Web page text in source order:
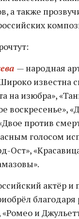
а также
— народная
известна
на изюбра»,
воскресенье»,
против
голосом
Ост»,
актёр и
«Ромео и